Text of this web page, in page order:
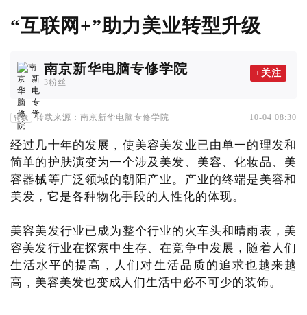
“互联网+”助力美业转型升级
南京新华电脑专修学院
3粉丝
+关注
转载 转载来源：南京新华电脑专修学院 10-04 08:30
经过几十年的发展，使美容美发业已由单一的理发和
简单的护肤演变为一个涉及美发、美容、化妆品、美
容器械等广泛领域的朝阳产业。产业的终端是美容和
美发，它是各种物化手段的人性化的体现。
美容美发行业已成为整个行业的火车头和晴雨表，美
容美发行业在探索中生存、在竞争中发展，随着人们
生活水平的提高，人们对生活品质的追求也越来越
高，美容美发也变成人们生活中必不可少的装饰。